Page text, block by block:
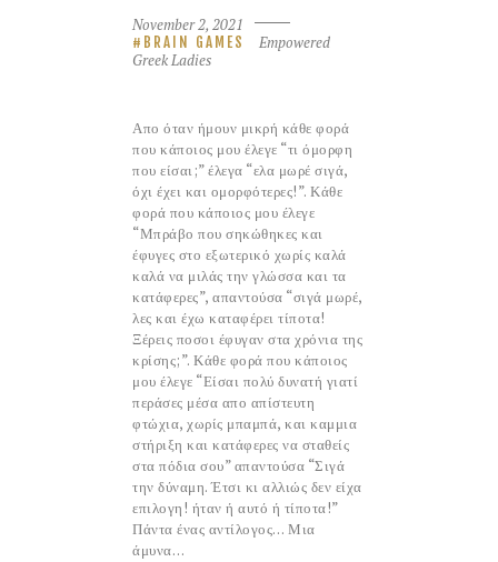
November 2, 2021
BRAIN GAMES
Empowered
Greek Ladies
Απο όταν ήμουν μικρή κάθε φορά
που κάποιος μου έλεγε “τι όμορφη
που είσαι;” έλεγα “ελα μωρέ σιγά,
όχι έχει και ομορφότερες!”. Κάθε
φορά που κάποιος μου έλεγε
“Μπράβο που σηκώθηκες και
έφυγες στο εξωτερικό χωρίς καλά
καλά να μιλάς την γλώσσα και τα
κατάφερες”, απαντούσα “σιγά μωρέ,
λες και έχω καταφέρει τίποτα!
Ξέρεις ποσοι έφυγαν στα χρόνια της
κρίσης;”. Κάθε φορά που κάποιος
μου έλεγε “Είσαι πολύ δυνατή γιατί
περάσες μέσα απο απίστευτη
φτώχια, χωρίς μπαμπά, και καμμια
στήριξη και κατάφερες να σταθείς
στα πόδια σου” απαντούσα “Σιγά
την δύναμη. Έτσι κι αλλιώς δεν είχα
επιλογη! ήταν ή αυτό ή τίποτα!”
Πάντα ένας αντίλογος… Μια
άμυνα…